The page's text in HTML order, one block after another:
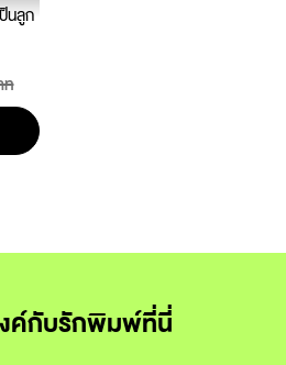
นลูก
ท
งค์กับรักพิมพ์ที่นี่